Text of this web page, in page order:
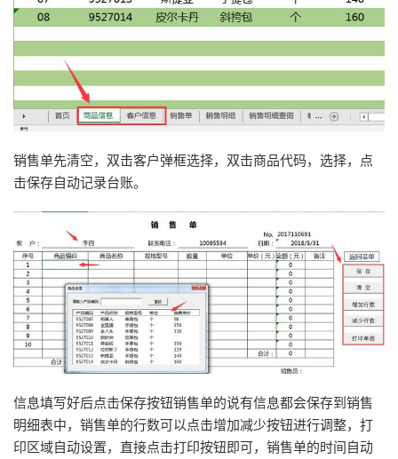
销售单先清空，双击客户弹框选择，双击商品代码，选择，点
击保存自动记录台账。
信息填写好后点击保存按钮销售单的说有信息都会保存到销售
明细表中，销售单的行数可以点击增加减少按钮进行调整，打
印区域自动设置，直接点击打印按钮即可，销售单的时间自动